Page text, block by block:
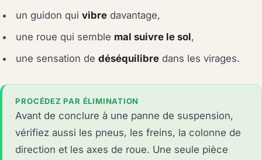
un guidon quivibre davantage,
une roue qui semble mal suivre le sol,
une sensation dedéséquilibre dans les virages.
PROCÉDEZ PAR ÉLIMINATION
Avant de conclure à une panne de suspension,
vérifiez aussi les pneus, les freins, la colonne de
direction et les axes de roue. Une seule pièce